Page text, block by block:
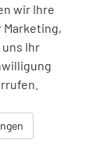
wir Ihre
Marketing,
Ihr